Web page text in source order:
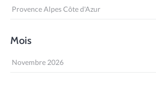
Provence Alpes Côte d'Azur
Mois
Novembre 2026